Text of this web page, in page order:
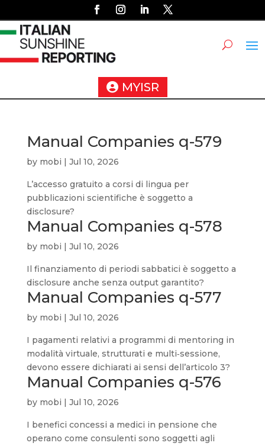
MYISR
Manual Companies q-579
by mobi | Jul 10, 2026
L’accesso gratuito a corsi di lingua per
pubblicazioni scientifiche è soggetto a
disclosure?
Manual Companies q-578
by mobi | Jul 10, 2026
Il finanziamento di periodi sabbatici è soggetto a
disclosure anche senza output garantito?
Manual Companies q-577
by mobi | Jul 10, 2026
I pagamenti relativi a programmi di mentoring in
modalità virtuale, strutturati e multi‑sessione,
devono essere dichiarati ai sensi dell’articolo 3?
Manual Companies q-576
by mobi | Jul 10, 2026
I benefici concessi a medici in pensione che
operano come consulenti sono soggetti agli